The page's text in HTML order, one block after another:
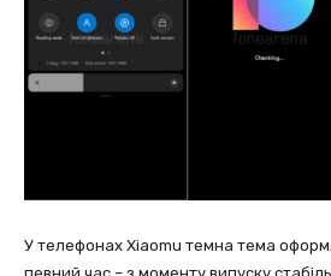
У телефонах Xiaomu темна тема